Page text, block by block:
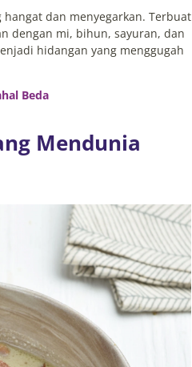
dan menyegarkan. Terbuat
dengan mi, bihun, sayuran, dan
hidangan yang menggugah
Beda
Mendunia